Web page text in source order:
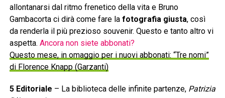
allontanarsi dal ritmo frenetico della vita e Bruno
Gambacorta ci dirà come fare la fotografia giusta, così
da renderla il più prezioso souvenir. Questo e tanto altro vi
aspetta. Ancora non siete abbonati?
Questo mese, in omaggio per i nuovi abbonati: “Tre nomi”
di Florence Knapp (Garzanti)
5 Editoriale – La biblioteca delle infinite partenze, Patrizia